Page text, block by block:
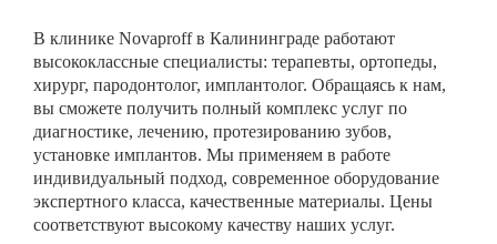
В клинике Novaproff в Калининграде работают
высококлассные специалисты: терапевты, ортопеды,
хирург, пародонтолог, имплантолог. Обращаясь к нам,
вы сможете получить полный комплекс услуг по
диагностике, лечению, протезированию зубов,
установке имплантов. Мы применяем в работе
индивидуальный подход, современное оборудование
экспертного класса, качественные материалы. Цены
соответствуют высокому качеству наших услуг.